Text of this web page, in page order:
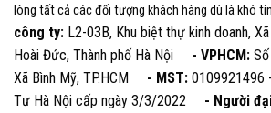
lòng tất cả các đối tượng khách hàng dù là khó
công ty: L2-03B, Khu biệt thự kinh doanh,
Hoài Đức, Thành phố Hà Nội - VPHCM:
Xã Bình Mỹ, TP.HCM - MST: 0109921496
Tư Hà Nội cấp ngày 3/3/2022 - Người